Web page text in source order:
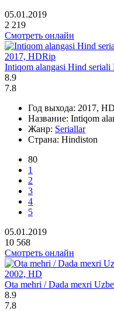
05.01.2019
2 219
Смотреть онлайн
2017, HDRip
Intiqom alangasi Hind
8.9
7.8
Год выхода: 2017,
Название: Intiqom
Жанр: Seriallar
Страна: Hindiston
80
1
2
3
4
5
05.01.2019
10 568
Смотреть онлайн
2002, HD
Ota mehri / Dada mexri
8.9
7.8